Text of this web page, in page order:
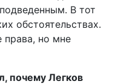
В тот
обстоятельствах.
права, но мне
почему Легков